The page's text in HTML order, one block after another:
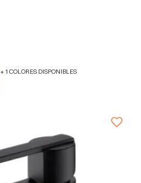
+ 1 COLORES DISPONIBLES